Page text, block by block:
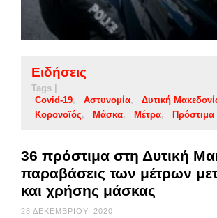
Ειδήσεις
Tags |
Covid-19
Αστυνομία Δυτική
Κορονοϊός
Μάσκα Μέτρα Πρόστιμα
36 πρόστιμα στη Δυτική
παραβάσεις των μέτρων
και χρήσης μάσκας
28 ΔΕΚΕΜΒΡΊΟΥ, 2020